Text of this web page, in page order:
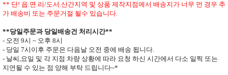
** 단! 읍.면 .리/도서 .산간지역 및 상품 제작지점에서 배송지가 너무 먼 경우 추
가 배송비 또는 주문거절 될수 있습니다.
**당일주문과 당일배송건 처리시간**
- 오전 9시 ~ 오후 8시
- 당일 7시이후 주문은 다음날 오전 중에 배송 됩니다.
- 날씨,요일 및 각 지점 차량 상황에 따라 요청 하신 시간에서 다소 일찍 또는
지연될 수 있는 점 양해 부탁 드립니다~*